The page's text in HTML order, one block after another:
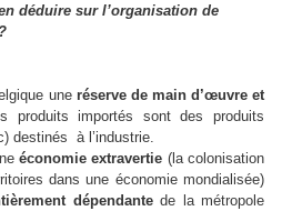
déduire sur l’organisation de
une réserve de main d’œuvre et
produits importés sont des produits
destinés à l’industrie.
économie extravertie (la colonisation
dans une économie mondialisée)
dépendantede la métropole